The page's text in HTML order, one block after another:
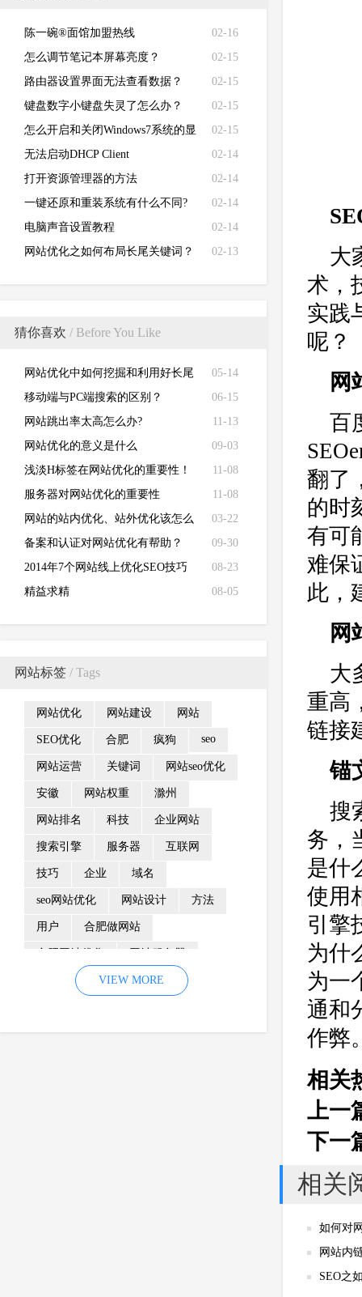
02-16
陈一碗®面馆加盟热线
02-15
怎么调节笔记本屏幕亮度？
02-15
路由器设置界面无法查看数据？
02-15
键盘数字小键盘失灵了怎么办？
02-15
怎么开启和关闭Windows7系统的显
卡硬件加速功能
02-14
无法启动DHCP Client
02-14
打开资源管理器的方法
02-14
一键还原和重装系统有什么不同?
02-14
电脑声音设置教程
02-13
网站优化之如何布局长尾关键词？
猜你喜欢 / Before You Like
05-14
网站优化中如何挖掘和利用好长尾
关键字
06-15
移动端与PC端搜索的区别？
11-13
网站跳出率太高怎么办?
09-03
网站优化的意义是什么
11-08
浅淡H标签在网站优化的重要性！
11-08
服务器对网站优化的重要性
03-22
网站的站内优化、站外优化该怎么
做？
09-30
备案和认证对网站优化有帮助？
08-23
2014年7个网站线上优化SEO技巧
08-05
精益求精
网站标签 / Tags
网站优化 网站建设 网站
SEO优化 合肥 疯狗 seo
网站运营 关键词 网站seo优化
安徽 网站权重 滁州
网站排名 科技 企业网站
搜索引擎 服务器 互联网
技巧 企业 域名
seo网站优化 网站设计 方法
用户 合肥做网站
优化 网站降权
企业网站建设 效果 页面
VIEW MORE
大
术，
实践
呢？
网
百
翻了
的时
有可
难保
此，
网
大
重高
链接
锚
搜
务，
是什
使用
引擎
为什
为一
通和
作弊
相关
上一
下一
相关
如何对
网站内
SEO之